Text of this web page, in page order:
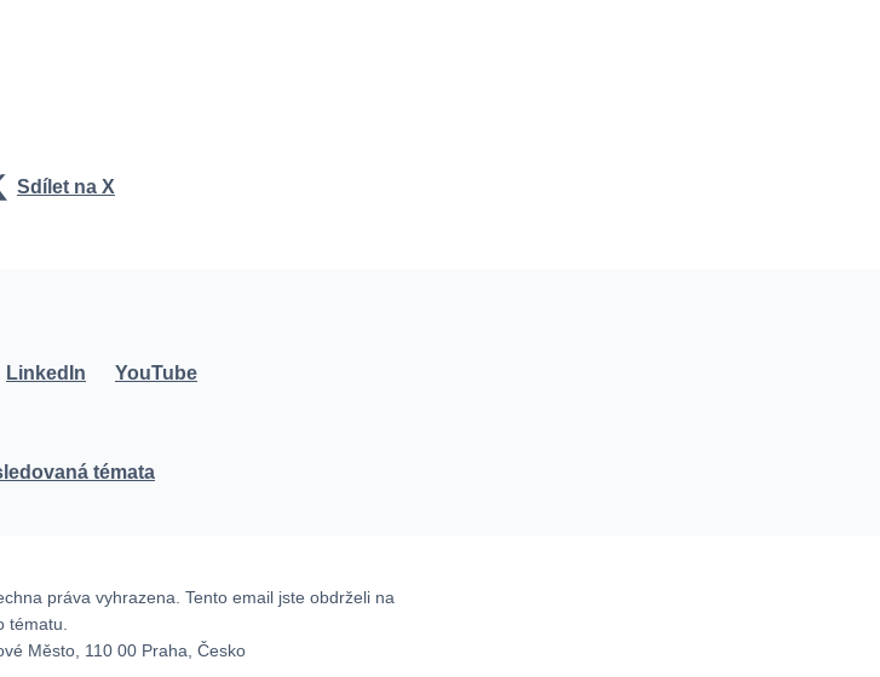
Sdílet na X
LinkedIn YouTube
témata
práva vyhrazena. Tento email jste obdrželi na
tématu.
Město, 110 00 Praha, Česko